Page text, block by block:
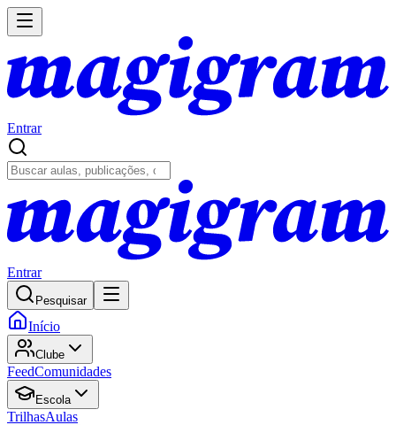
Entrar
Entrar
Pesquisar
Início
Clube
FeedComunidades
Escola
TrilhasAulas